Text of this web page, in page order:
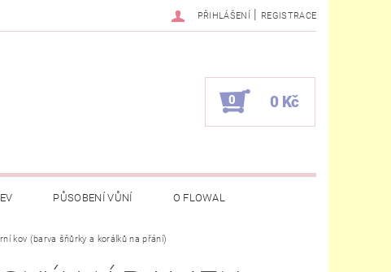
PŘIHLÁŠENÍ | REGISTRACE
0 0 Kč
PŮSOBENÍ VŮNÍ O FLOWAL
kov (barva šňůrky a korálků na přání)